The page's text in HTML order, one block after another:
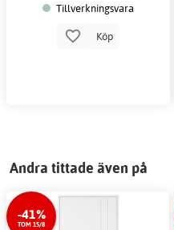
Tillverkningsvara
Köp
Andra tittade även på
-41%
TOM 15/8